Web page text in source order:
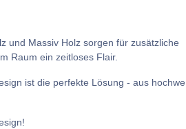
und Massiv Holz sorgen für zusätzliche
Raum ein zeitloses Flair.
ist die perfekte Lösung - aus